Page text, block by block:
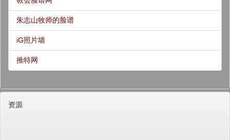
朱志山牧师的脸谱
iG照片墙
推特网
资源